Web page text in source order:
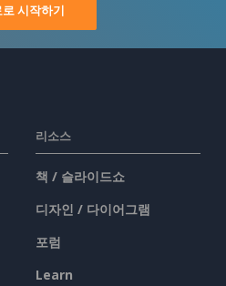
로 시작하기
리소스
책 / 슬라이드쇼
디자인 / 다이어그램
포럼
Learn